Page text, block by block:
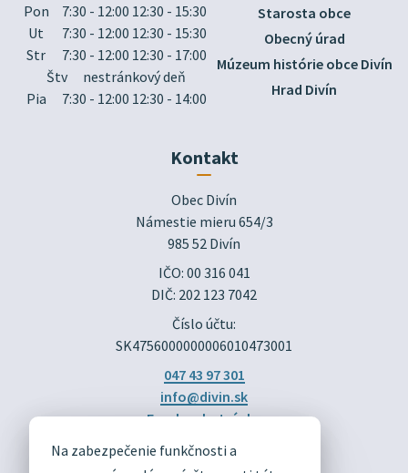
Na zabezpečenie funkčnosti a
Pon
7:30 - 12:00 12:30 - 15:30
Ut
7:30 - 12:00 12:30 - 15:30
Str
7:30 - 12:00 12:30 - 17:00
Štv
nestránkový deň
Pia
7:30 - 12:00 12:30 - 14:00
Starosta obce
Obecný úrad
Múzeum histórie obce Divín
Hrad Divín
Kontakt
Obec Divín
Námestie mieru 654/3
985 52 Divín
IČO: 00 316 041
DIČ: 202 123 7042
Číslo účtu:
SK4756000000006010473001
047 43 97 301
info@divin.sk
Facebook stránka